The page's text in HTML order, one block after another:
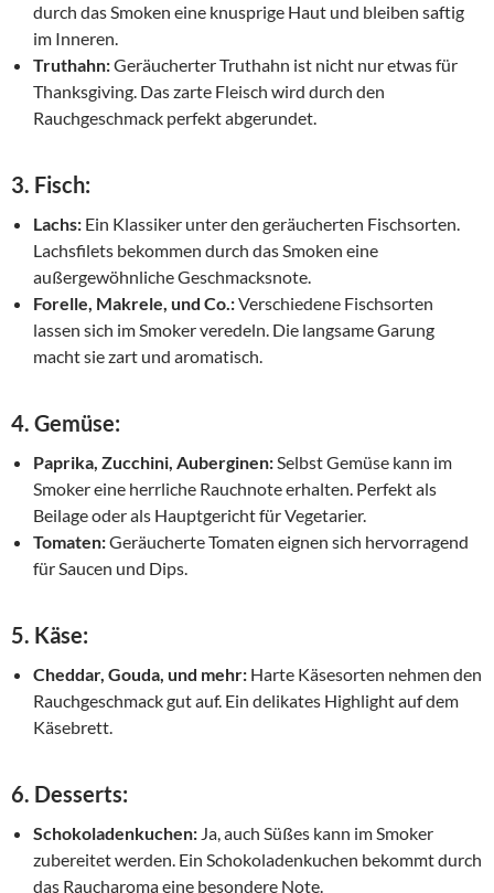
durch das Smoken eine knusprige Haut und bleiben saftig
im Inneren.
Truthahn:Geräucherter Truthahn ist nicht nur etwas für
Thanksgiving. Das zarte Fleisch wird durch den
Rauchgeschmack perfekt abgerundet.
3. Fisch:
Lachs: Ein Klassiker unter den geräucherten Fischsorten.
Lachsfilets bekommen durch das Smoken eine
außergewöhnliche Geschmacksnote.
Forelle, Makrele, und Co.:Verschiedene Fischsorten
lassen sich im Smoker veredeln. Die langsame Garung
macht sie zart und aromatisch.
4. Gemüse:
Paprika, Zucchini, Auberginen:Selbst Gemüse kann im
Smoker eine herrliche Rauchnote erhalten. Perfekt als
Beilage oder als Hauptgericht für Vegetarier.
Tomaten:Geräucherte Tomaten eignen sich hervorragend
für Saucen und Dips.
5. Käse:
Cheddar, Gouda, und mehr: Harte Käsesorten nehmen den
Rauchgeschmack gut auf. Ein delikates Highlight auf dem
Käsebrett.
6. Desserts:
Schokoladenkuchen: Ja, auch Süßes kann im Smoker
zubereitet werden. Ein Schokoladenkuchen bekommt durch
das Raucharoma eine besondere Note.